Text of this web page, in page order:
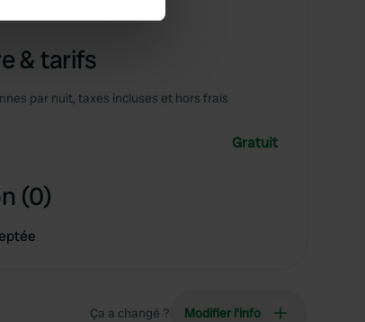
We also share
combine it with
& tarifs
par nuit, taxes incluses et hors frais
Gratuit
(0)
Ça a changé ? Modifier l’info